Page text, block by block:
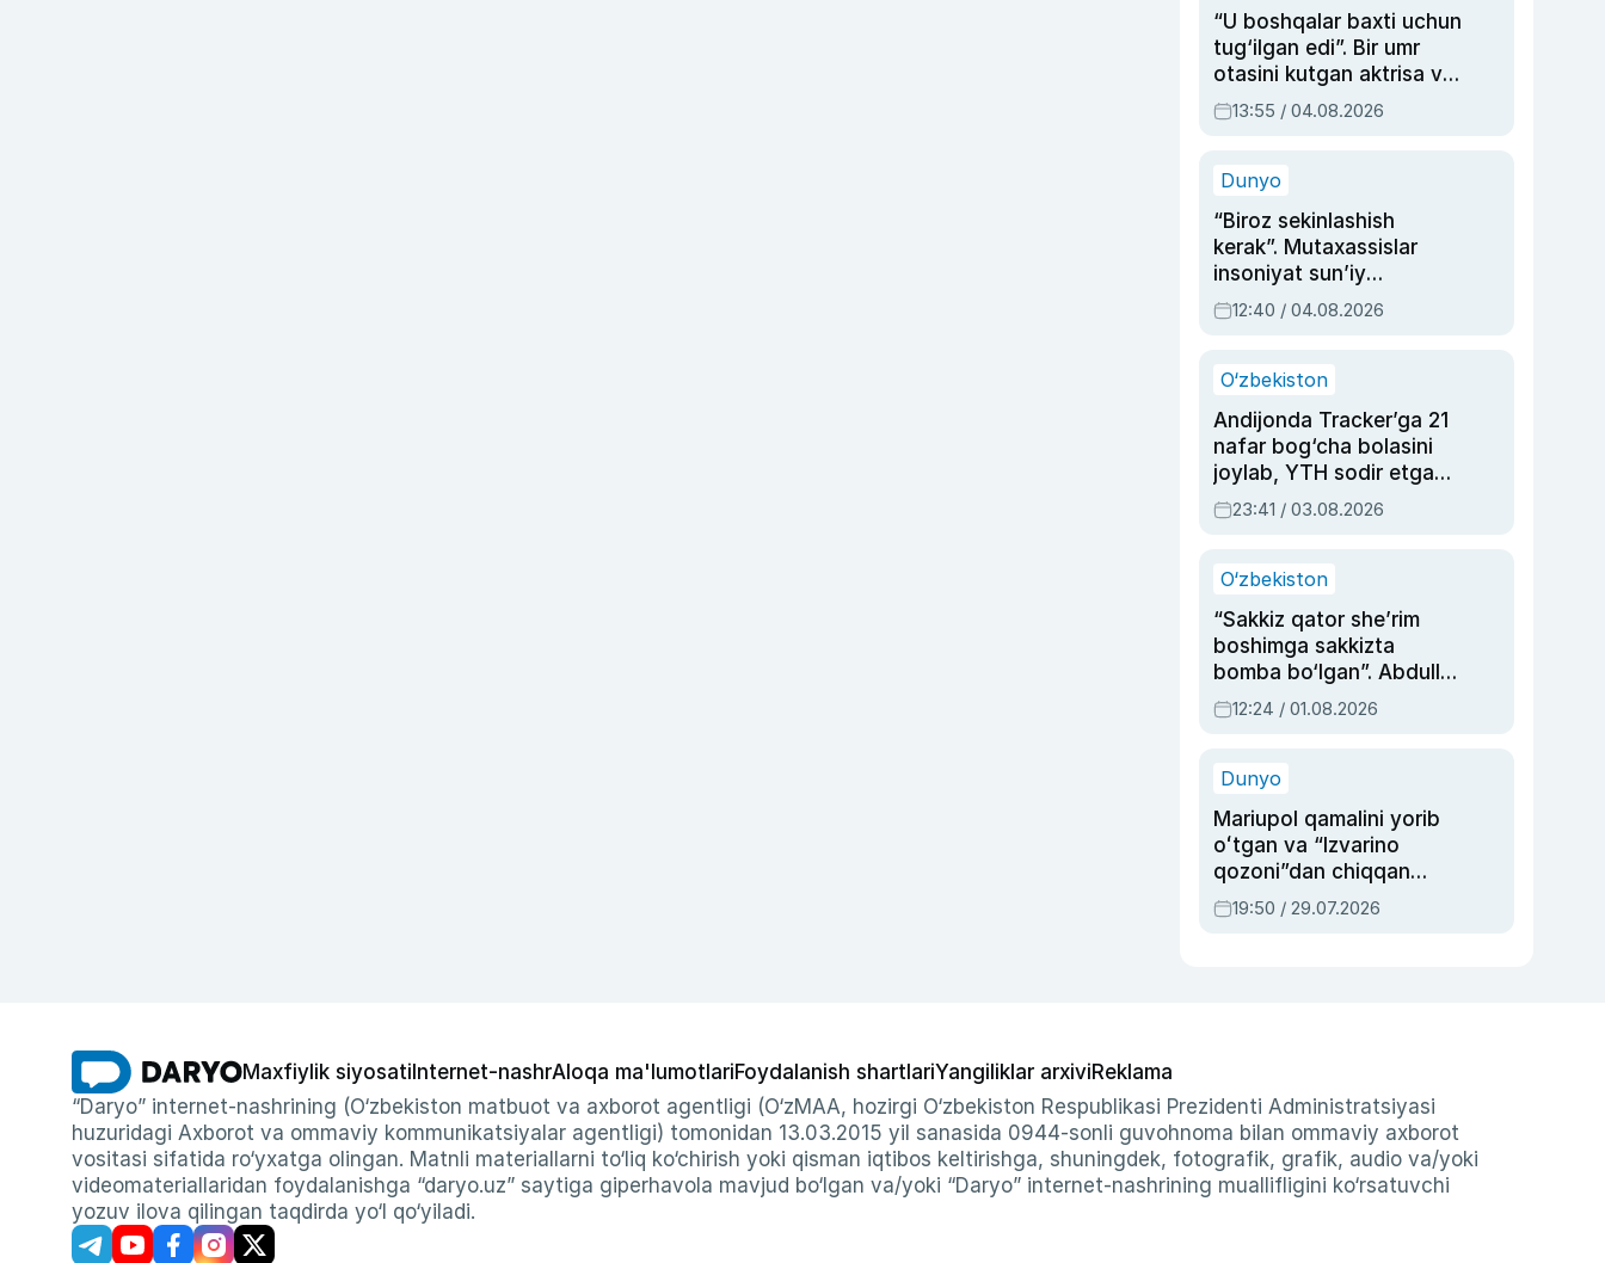
“U boshqalar baxti uchun
tug‘ilgan edi”. Bir umr
otasini kutgan aktrisa va
dublyaj ustasi Rimma
Ahmedovaning
13:55 / 04.08.2026
Dunyo
“Biroz sekinlashish
kerak”. Mutaxassislar
insoniyat sun’iy
intellektni boshqara
olmay qolishidan xavotir
12:40 / 04.08.2026
O‘zbekiston
Andijonda Tracker’ga 21
nafar bog‘cha bolasini
joylab, YTH sodir etgan
ayolga sud hukmi o‘qildi
23:41 / 03.08.2026
O‘zbekiston
“Sakkiz qator she’rim
boshimga sakkizta
bomba bo‘lgan”. Abdulla
Oripovni siyosiy
ayblovlardan asrab
12:24 / 01.08.2026
Dunyo
Mariupol qamalini yorib
oʻtgan va “Izvarino
qozoni”dan chiqqan
qahramon — Ukraina
armiyasi bosh
19:50 / 29.07.2026
Maxfiylik siyosati Internet-nashrAloqa ma'lumotlariFoydalanish shartlariYangiliklar arxiviReklama
“Daryo” internet-nashrining (O‘zbekiston matbuot va axborot agentligi (O‘zMAA, hozirgi O‘zbekiston Respublikasi Prezidenti Administratsiyasi
huzuridagi Axborot va ommaviy kommunikatsiyalar agentligi) tomonidan 13.03.2015 yil sanasida 0944-sonli guvohnoma bilan ommaviy axborot
vositasi sifatida ro‘yxatga olingan. Matnli materiallarni to‘liq ko‘chirish yoki qisman iqtibos keltirishga, shuningdek, fotografik, grafik, audio va/yoki
videomateriallaridan foydalanishga “daryo.uz” saytiga giperhavola mavjud bo‘lgan va/yoki “Daryo” internet-nashrining muallifligini ko‘rsatuvchi
yozuv ilova qilingan taqdirda yo‘l qo‘yiladi.